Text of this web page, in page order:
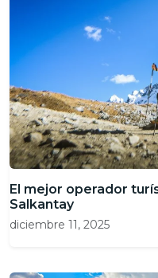
El mejor operador
Salkantay
diciembre 11, 2025